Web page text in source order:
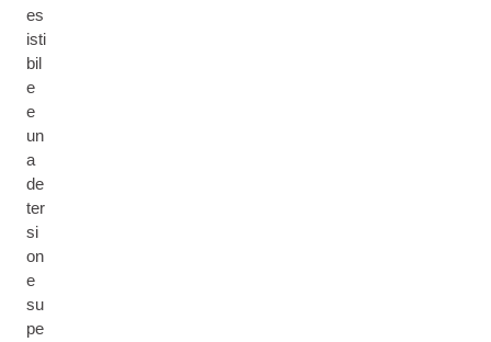
es
isti
bil
e
e
un
a
de
ter
si
on
e
su
pe